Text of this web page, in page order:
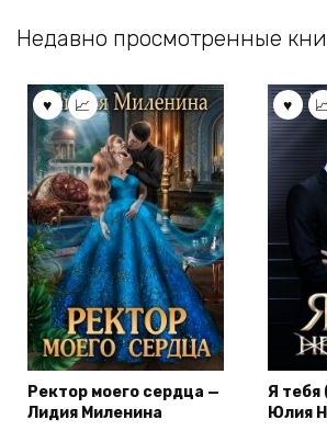
Недавно просмотренные
Ректор моего сердца —
Лидия Миленина
Я тебя
Юлия